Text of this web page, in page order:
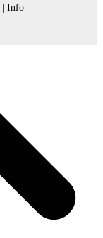
Info